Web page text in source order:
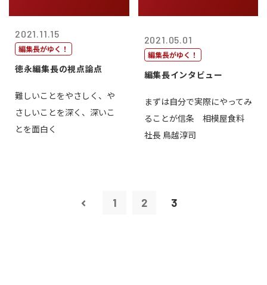
2021.11.15
編集長がゆく！
徳永編集長の視点論点
難しいことをやさしく、や
さしいことを深く、深いこ
とを面白く
2021.05.01
編集長がゆく！
編集長インタビュー
まずは自分で実際にやってみ
ることが信条 相模屋食料
社長 鳥越淳司
1 2 3